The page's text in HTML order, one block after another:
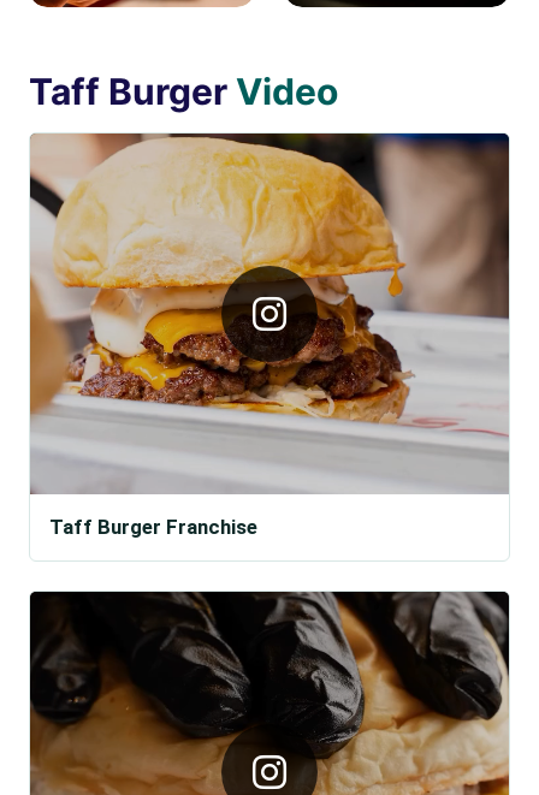
Taff BurgerVideo
Taff Burger Franchise